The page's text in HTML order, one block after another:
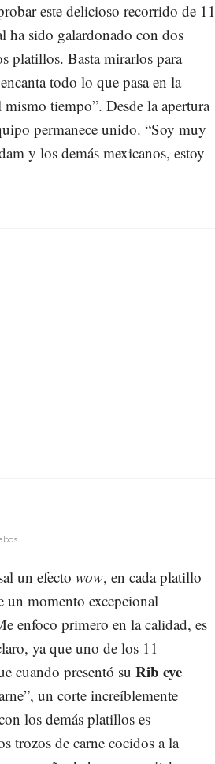
este delicioso recorrido de 11
ha sido galardonado con dos
platillos. Basta mirarlos para
todo lo que pasa en la
tiempo”. Desde la apertura
permanece unido. “Soy muy
y los demás mexicanos, estoy
un efecto wow, en cada platillo
un momento excepcional
enfoco primero en la calidad, es
ya que uno de los 11
cuando presentó su Rib eye
un corte increíblemente
los demás platillos es
trozos de carne cocidos a la